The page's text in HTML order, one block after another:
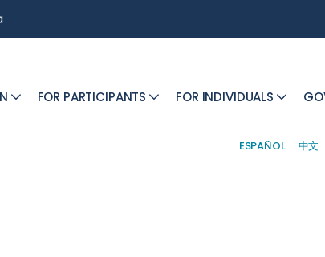
FOR PARTICIPANTS FOR INDIVIDUALS
ESPAÑOL 中文